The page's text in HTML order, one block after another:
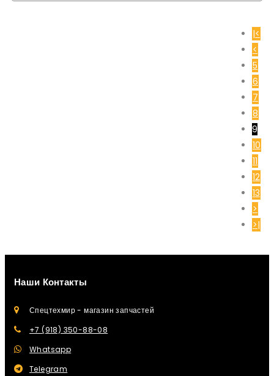
|<
<
5
6
7
8
9
10
11
12
13
>
>|
Наши Контакты
Спецтехмир - магазин запчастей
+7 (918) 350-88-08
Whatsapp
Telegram